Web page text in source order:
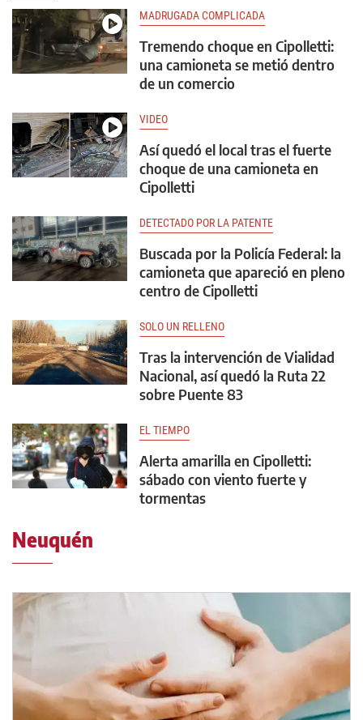
MADRUGADA COMPLICADA
Tremendo choque en Cipolletti:
una camioneta se metió dentro
de un comercio
VIDEO
Así quedó el local tras el fuerte
choque de una camioneta en
Cipolletti
DETECTADO POR LA PATENTE
Buscada por la Policía Federal: la
camioneta que apareció en pleno
centro de Cipolletti
SOLO UN RELLENO
Tras la intervención de Vialidad
Nacional, así quedó la Ruta 22
sobre Puente 83
EL TIEMPO
Alerta amarilla en Cipolletti:
sábado con viento fuerte y
tormentas
Neuquén